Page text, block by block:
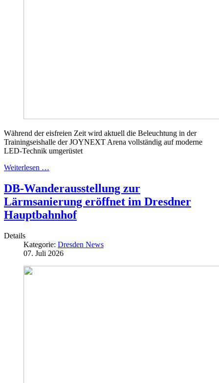
Während der eisfreien Zeit wird aktuell die Beleuchtung in der
Trainingseishalle der JOYNEXT Arena vollständig auf moderne
LED-Technik umgerüstet
Weiterlesen …
DB-Wanderausstellung zur
Lärmsanierung eröffnet im Dresdner
Hauptbahnhof
Details
Kategorie: Dresden News
07. Juli 2026